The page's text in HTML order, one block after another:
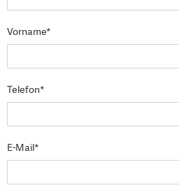
Vorname*
Telefon*
E-Mail*